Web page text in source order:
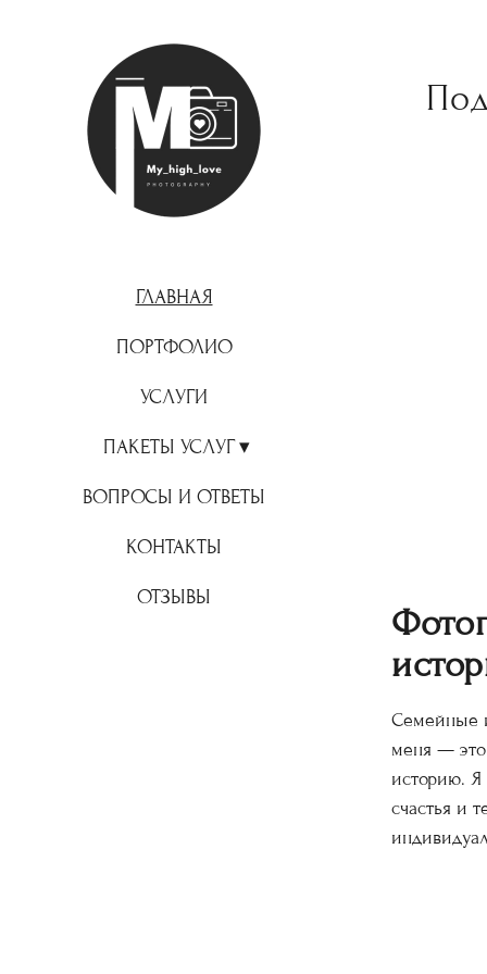
ГЛАВНАЯ
ПОРТФОЛИО
УСЛУГИ
ПАКЕТЫ УСЛУГ
ВОПРОСЫ И ОТВЕТЫ
КОНТАКТЫ
ОТЗЫВЫ
Семейные
меня — это
историю. Я
счастья и